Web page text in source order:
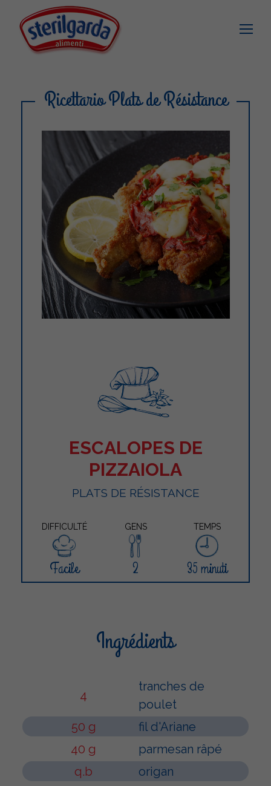
Ricettario Plats de Résistance
ESCALOPES DE
PIZZAIOLA
PLATS DE RÉSISTANCE
DIFFICULTÉ GENS TEMPS
Facile 2 35 minuti
Ingrédients
4
tranches de
poulet
50 g
fil d'Ariane
40 g
parmesan râpé
q.b
origan